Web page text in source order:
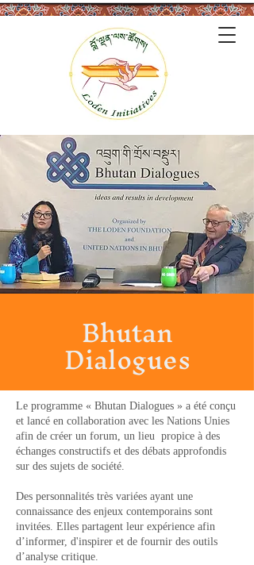
Bhutan
Dialogues
Le programme « Bhutan Dialogues » a été conçu
et lancé en collaboration avec les Nations Unies
afin de créer un forum, un lieu propice à des
échanges constructifs et des débats approfondis
sur des sujets de société.
Des personnalités très variées ayant une
connaissance des enjeux contemporains sont
invitées. Elles partagent leur expérience afin
d’informer, d'inspirer et de fournir des outils
d’analyse critique.